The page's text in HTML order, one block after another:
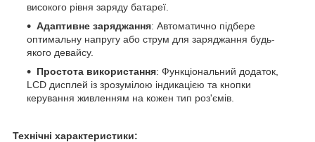
високого рівня заряду батареї.
Адаптивне заряджання: Автоматично підбере
оптимальну напругу або струм для заряджання будь-
якого девайсу.
Простота використання: Функціональний додаток,
LCD дисплей із зрозумілою індикацією та кнопки
керування живленням на кожен тип роз'ємів.
Технічні характеристики: